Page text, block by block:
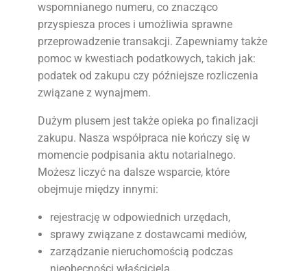
wspomnianego numeru, co znacząco
przyspiesza proces i umożliwia sprawne
przeprowadzenie transakcji. Zapewniamy także
pomoc w kwestiach podatkowych, takich jak:
podatek od zakupu czy późniejsze rozliczenia
związane z wynajmem.
Dużym plusem jest także opieka po finalizacji
zakupu. Nasza współpraca nie kończy się w
momencie podpisania aktu notarialnego.
Możesz liczyć na dalsze wsparcie, które
obejmuje między innymi:
rejestrację w odpowiednich urzędach,
sprawy związane z dostawcami mediów,
zarządzanie nieruchomością podczas